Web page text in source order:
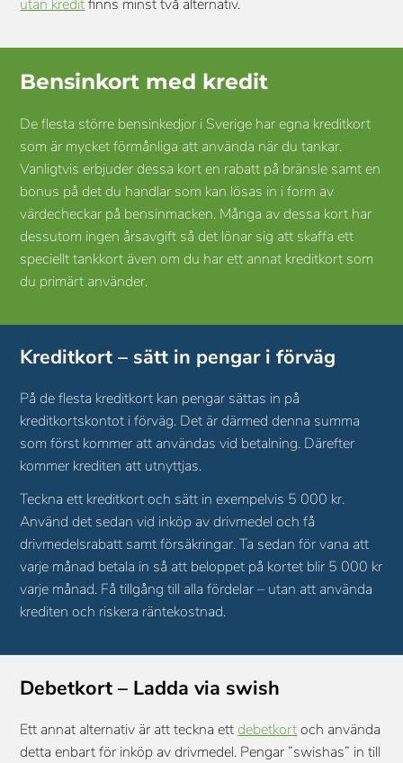
utan kreditfinns minst två alternativ.
Bensinkort med kredit
De flesta större bensinkedjor i Sverige har egna kreditkort
som är mycket förmånliga att använda när du tankar.
Vanligtvis erbjuder dessa kort en rabatt på bränsle samt en
bonus på det du handlar som kan lösas in i form av
värdecheckar på bensinmacken. Många av dessa kort har
dessutom ingen årsavgift så det lönar sig att skaffa ett
speciellt tankkort även om du har ett annat kreditkort som
du primärt använder.
Kreditkort – sätt in pengar i förväg
På de flesta kreditkort kan pengar sättas in på
kreditkortskontot i förväg. Det är därmed denna summa
som först kommer att användas vid betalning. Därefter
kommer krediten att utnyttjas.
Teckna ett kreditkort och sätt in exempelvis 5 000 kr.
Använd det sedan vid inköp av drivmedel och få
drivmedelsrabatt samt försäkringar. Ta sedan för vana att
varje månad betala in så att beloppet på kortet blir 5 000 kr
varje månad. Få tillgång till alla fördelar – utan att använda
krediten och riskera räntekostnad.
Debetkort – Ladda via swish
Ett annat alternativ är att teckna ettdebetkortoch använda
detta enbart för inköp av drivmedel. Pengar ”swishas” in till